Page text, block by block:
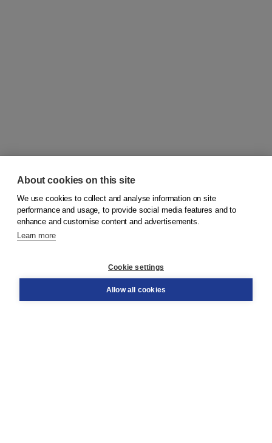
© 2026Koninklijke Boom uitgevers
Order
About cookies on this site
We use cookies to collect and analyse information on site
performance and usage, to provide social media features and to
enhance and customise content and advertisements.
Learn more
Cookie settings
Allow all cookies